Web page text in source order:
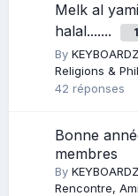
Melk al
halal.......
1
By
Religions &
42 réponses
Bonne
membres
By
Rencontre,